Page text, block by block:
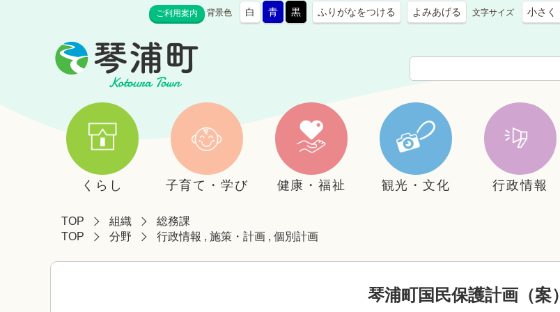
ご利用案内 背景色 白 青 黒 ふりがなをつける よみあげる 文字サイズ 小さく
くらし 子育て・学び 健康・福祉 観光・文化 行政情報
TOP 組織
総務課
TOP
分野 行政情報 , 施策・計画 , 個別計画
琴浦町国民保護計画（案）